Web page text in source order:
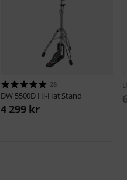
28
DW 5500D Hi-Hat Stand
4 299 kr